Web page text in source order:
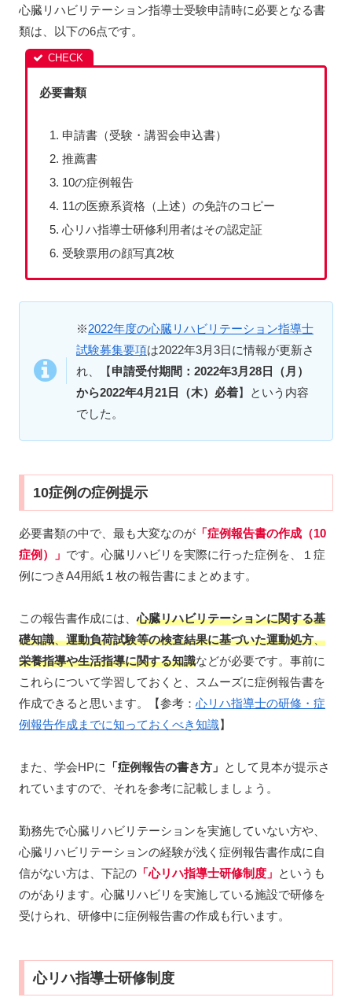
心臓リハビリテーション指導士受験申請時に必要となる書
類は、以下の6点です。
必要書類
申請書（受験・講習会申込書）
推薦書
10の症例報告
11の医療系資格（上述）の免許のコピー
心リハ指導士研修利用者はその認定証
受験票用の顔写真2枚
※2022年度の心臓リハビリテーション指導士
試験募集要項は2022年3月3日に情報が更新さ
れ、【申請受付期間：2022年3月28日（月）
から2022年4月21日（木）必着】という内容
でした。
10症例の症例提示
必要書類の中で、最も大変なのが 「症例報告書の作成（10
症例）」 です。心臓リハビリを実際に行った症例を、１症
例につきA4用紙１枚の報告書にまとめます。
この報告書作成には、心臓リハビリテーションに関する基
礎知識、運動負荷試験等の検査結果に基づいた運動処方、
栄養指導や生活指導に関する知識などが必要です。事前に
これらについて学習しておくと、スムーズに症例報告書を
作成できると思います。【参考： 心リハ指導士の研修・症
例報告作成までに知っておくべき知識】
また、学会HPに 「症例報告の書き方」 として見本が提示さ
れていますので、それを参考に記載しましょう。
勤務先で心臓リハビリテーションを実施していない方や、
心臓リハビリテーションの経験が浅く症例報告書作成に自
信がない方は、下記の 「心リハ指導士研修制度」 というも
のがあります。心臓リハビリを実施している施設で研修を
受けられ、研修中に症例報告書の作成も行います。
心リハ指導士研修制度